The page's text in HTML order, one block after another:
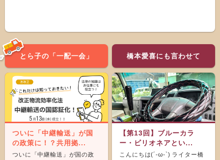
とら子の「一配一会」
ついに「中継輸送」が国
の政策に！？共用拠...
ついに「中継輸送」が国の政
橋本愛喜にも言わせて
【第13回】ブルーカラ
ー・ビリオネアとい...
こんにちは(´-ω-`) ライター橋